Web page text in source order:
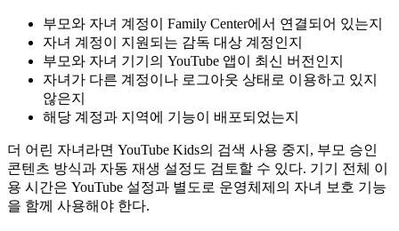
부모와 자녀 계정이 Family Center에서 연결되어 있는지
자녀 계정이 지원되는 감독 대상 계정인지
부모와 자녀 기기의 YouTube 앱이 최신 버전인지
자녀가 다른 계정이나 로그아웃 상태로 이용하고 있지
않은지
해당 계정과 지역에 기능이 배포되었는지
더 어린 자녀라면 YouTube Kids의 검색 사용 중지, 부모 승인
콘텐츠 방식과 자동 재생 설정도 검토할 수 있다. 기기 전체 이
용 시간은 YouTube 설정과 별도로 운영체제의 자녀 보호 기능
을 함께 사용해야 한다.